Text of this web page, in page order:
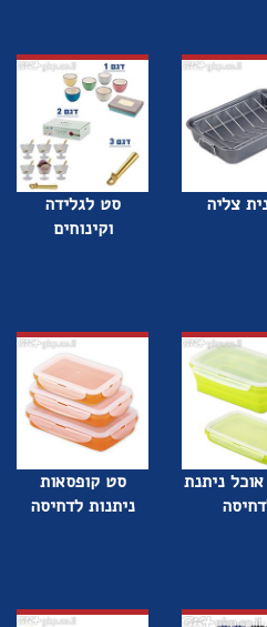
צליה
סט לגלידה
וקינוחים
ניתנת
סט קופסאות
ניתנות לדחיסה